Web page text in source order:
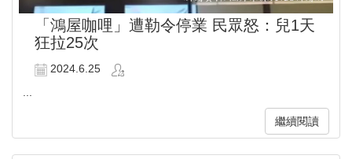
「鴻屋咖哩」遭勒令停業 民眾怒：兒1天
狂拉25次
2024.6.25
...
繼續閱讀